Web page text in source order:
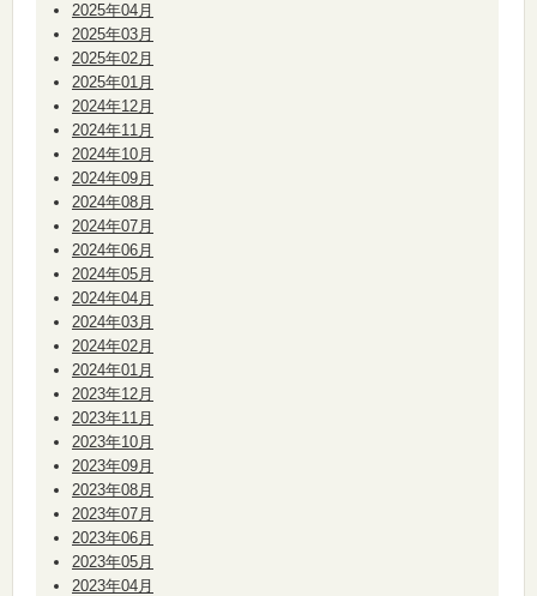
2025年04月
2025年03月
2025年02月
2025年01月
2024年12月
2024年11月
2024年10月
2024年09月
2024年08月
2024年07月
2024年06月
2024年05月
2024年04月
2024年03月
2024年02月
2024年01月
2023年12月
2023年11月
2023年10月
2023年09月
2023年08月
2023年07月
2023年06月
2023年05月
2023年04月